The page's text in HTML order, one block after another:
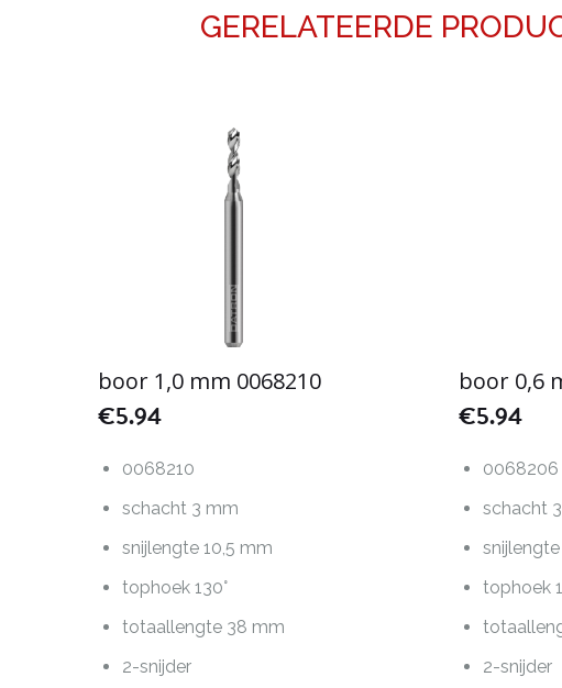
GERELATEERDE
boor 1,0 mm 0068210
€5.94
0068210
schacht 3 mm
snijlengte 10,5 mm
tophoek 130°
totaallengte 38 mm
2-snijder
boor 0,6
€5.94
0068206
schacht
tophoek
2-snijder